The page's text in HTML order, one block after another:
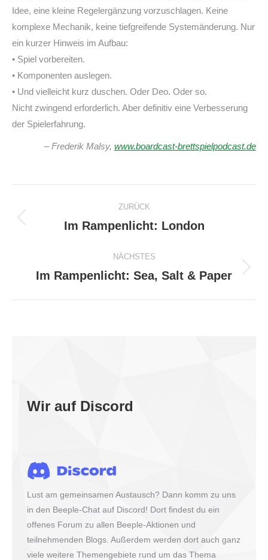
Idee, eine kleine Regelergänzung vorzuschlagen. Keine
komplexe Mechanik, keine tiefgreifende Systemänderung. Nur
ein kurzer Hinweis im Aufbau:
• Spiel vorbereiten.
• Komponenten auslegen.
• Und vielleicht kurz duschen. Oder Deo. Oder so.
Nicht zwingend erforderlich. Aber definitiv eine Verbesserung
der Spielerfahrung.
– Frederik Malsy, www.boardcast-brettspielpodcast.de
Kommentarnavigation
ZURÜCK
Vorheriger
Im Rampenlicht: London
NÄCHSTES
Nächster
Im Rampenlicht: Sea, Salt & Paper
Wir auf Discord
Lust am gemeinsamen Austausch? Dann komm zu uns
in den Beeple-Chat auf Discord! Dort findest du ein
offenes Forum zu allen Beeple-Aktionen und
teilnehmenden Blogs. Außerdem werden dort auch ganz
viele weitere Themengebiete rund um das Thema